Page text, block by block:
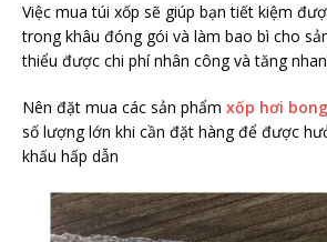
Việc mua túi xốp sẽ giúp bạn tiết kiệm
trong khâu đóng gói và làm bao bì cho
thiểu được chi phí nhân công và tăng
Nên đặt mua các sản phẩm xốp hơi
số lượng lớn khi cần đặt hàng để được
khấu hấp dẫn